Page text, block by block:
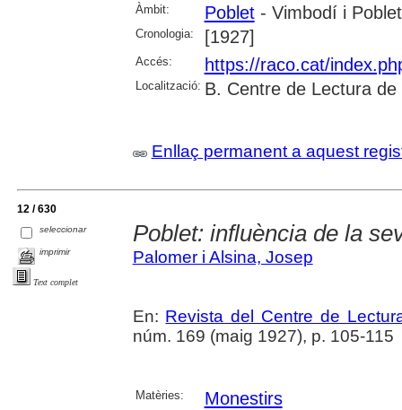
Àmbit: Poblet- Vimbodí i Poblet
Cronologia: [1927]
Accés: https://raco.cat/
Localització: B. Centre de Lectura de
Enllaç permanent a aquest
12 / 630
seleccionar
imprimir
Text complet
Poblet: influència de la
Palomer i Alsina, Josep
En: Revista del Centre de
núm. 169 (maig 1927), p. 105-115
Matèries: Monestirs